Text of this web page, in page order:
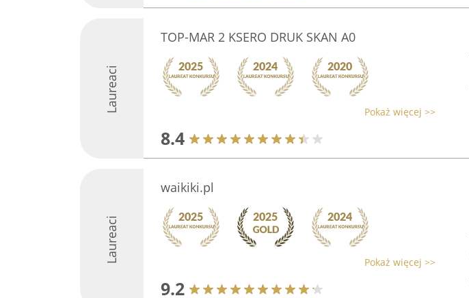
Laureaci
TOP-MAR 2 KSERO DRUK SKAN A0
Pokaż więcej >>
8.4
Laureaci
waikiki.pl
Pokaż więcej >>
9.2